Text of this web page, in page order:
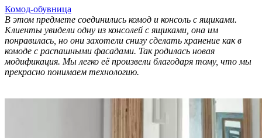
Комод-обувница
В этом предмете соединились комод и консоль с ящиками.
Клиенты увидели одну из консолей с ящиками, она им
понравилась, но они захотели снизу сделать хранение как в
комоде с распашными фасадами. Так родилась новая
модификация. Мы легко её произвели благодаря тому, что мы
прекрасно понимаем технологию.